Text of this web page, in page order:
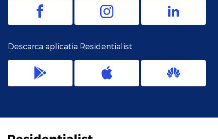
Descarca aplicatia Residentialist